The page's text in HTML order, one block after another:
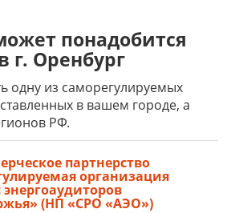
понадобится
г. Оренбург
одну из саморегулируемых
в вашем городе, а
РФ.
партнерство
организация
энергоаудиторов
(НП «СРО «АЭО»)